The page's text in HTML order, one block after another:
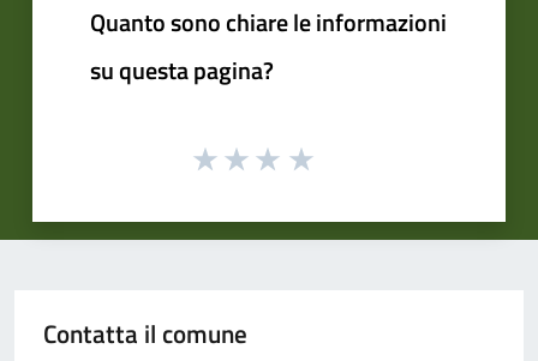
Quanto sono chiare le informazioni
su questa pagina?
Contatta il comune